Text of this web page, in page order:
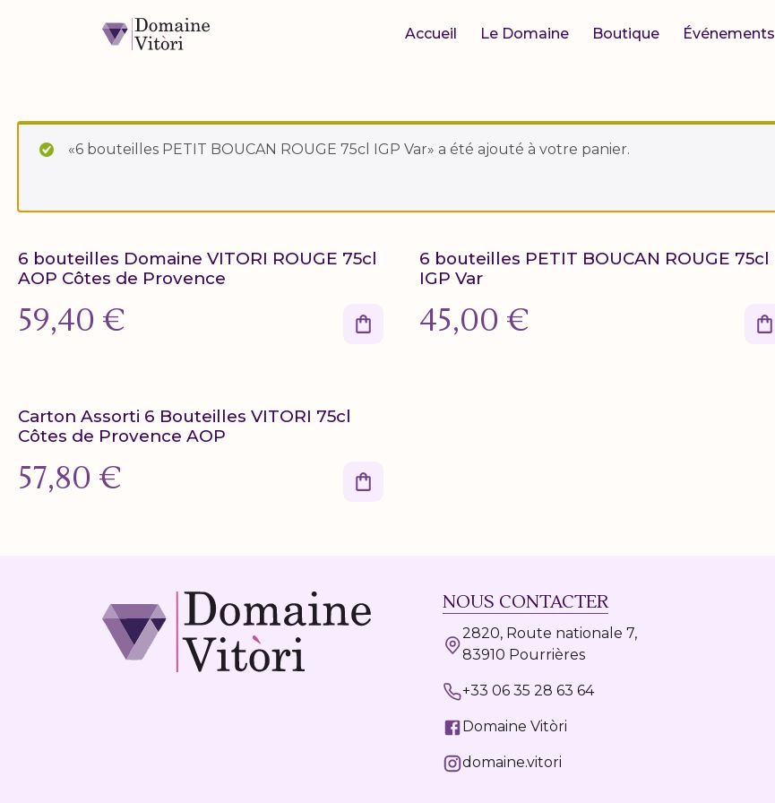
Accueil
Le Domaine Boutique Événements
«6 bouteilles PETIT BOUCAN ROUGE 75cl IGP Var» a été ajouté à votre panier.
6 bouteilles Domaine VITORI ROUGE 75cl
AOP Côtes de Provence
59,40 €
6 bouteilles PETIT BOUCAN ROUGE 75cl
IGP Var
45,00 €
Carton Assorti 6 Bouteilles VITORI 75cl
Côtes de Provence AOP
57,80 €
NOUS CONTACTER
2820, Route nationale 7,
83910 Pourrières
+33 06 35 28 63 64
Domaine Vitòri
domaine.vitori